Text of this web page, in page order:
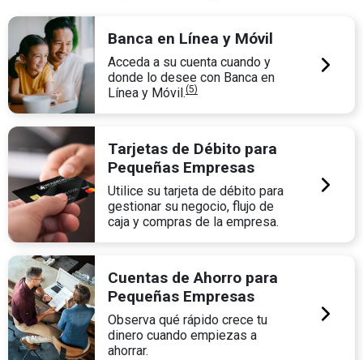
Banca en Línea y Móvil
Acceda a su cuenta cuando y
donde lo desee con Banca en
Línea y Móvil.(5)
Tarjetas de Débito para
Pequeñas Empresas
Utilice su tarjeta de débito para
gestionar su negocio, flujo de
caja y compras de la empresa.
Cuentas de Ahorro para
Pequeñas Empresas
Observa qué rápido crece tu
dinero cuando empiezas a
ahorrar.